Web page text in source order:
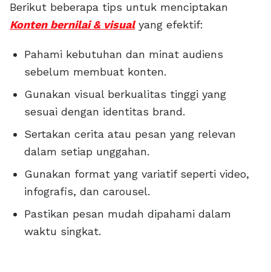
Berikut beberapa tips untuk menciptakan
Konten bernilai & visualyang efektif:
Pahami kebutuhan dan minat audiens
sebelum membuat konten.
Gunakan visual berkualitas tinggi yang
sesuai dengan identitas brand.
Sertakan cerita atau pesan yang relevan
dalam setiap unggahan.
Gunakan format yang variatif seperti video,
infografis, dan carousel.
Pastikan pesan mudah dipahami dalam
waktu singkat.